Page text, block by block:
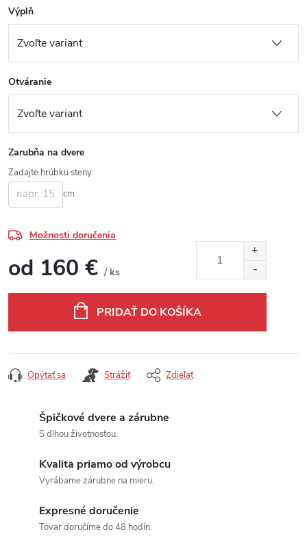
Výplň
Otváranie
Zarubňa na dvere
Zadajte hrúbku steny:
cm
Možnosti doručenia
od 160 € / ks
PRIDAŤ DO KOŠÍKA
Opýtať sa Strážiť Zdieľať
Špičkové dvere a zárubne
S dlhou životnosťou.
Kvalita priamo od výrobcu
Vyrábame zárubne na mieru.
Expresné doručenie
Tovar doručíme do 48 hodín.